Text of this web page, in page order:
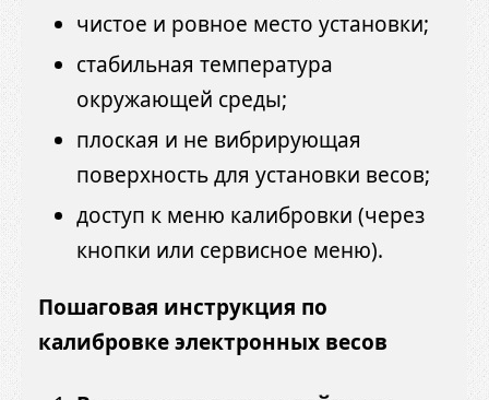
чистое и ровное место установки;
стабильная температура
окружающей среды;
плоская и не вибрирующая
поверхность для установки весов;
доступ к меню калибровки (через
кнопки или сервисное меню).
Пошаговая инструкция по
калибровке электронных весов